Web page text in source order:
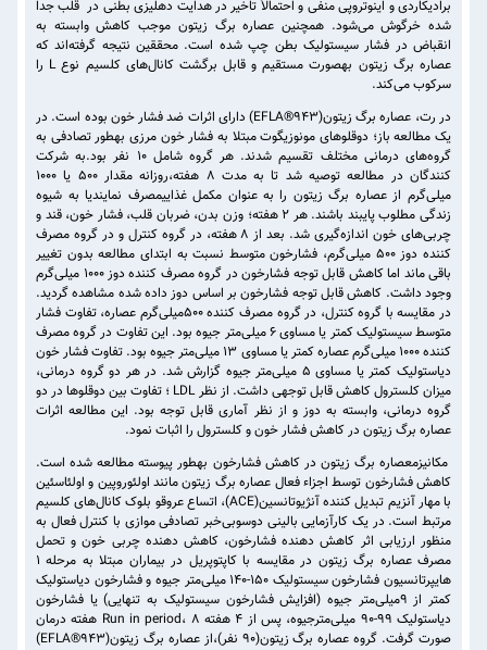
برادیکاردی و اینوتروپی منفی و احتمالاً تاخیر در هدایت دهلیزی بطنی در قلب جدا
شده خرگوش می‌شود. همچنین عصاره برگ زیتون موجب کاهش وابسته به
انقباض در فشار سیستولیک بطن چپ شده است. محققین نتیجه گرفته‌اند که
عصاره برگ زیتون بهصورت مستقیم و قابل برگشت کانال‌های کلسیم نوع L را
سرکوب می‌کند.
در رت، عصاره برگ زیتون(EFLA®۹۴۳) دارای اثرات ضد فشار خون بوده است. در
یک مطالعه باز؛ دوقلوهای مونوزیگوت مبتلا به فشار خون مرزی بهطور تصادفی به
گروه‌های درمانی مختلف تقسیم شدند. هر گروه شامل ۱۰ نفر بود.به شرکت
کنندگان در مطالعه توصیه شد تا به مدت ۸ هفته،روزانه مقدار ۵۰۰ یا ۱۰۰۰
میلی‌گرم از عصاره برگ زیتون را به عنوان مکمل غذاییمصرف نمایندیا به شیوه
زندگی مطلوب پایبند باشند. هر ۲ هفته؛ وزن بدن، ضربان قلب، فشار خون، قند و
چربی‌های خون اندازه‌گیری شد. بعد از ۸ هفته، در گروه کنترل و در گروه مصرف
کننده دوز ۵۰۰ میلی‌گرم، فشارخون متوسط نسبت به ابتدای مطالعه بدون تغییر
باقی ماند اما کاهش قابل توجه فشارخون در گروه مصرف کننده دوز ۱۰۰۰ میلی‌گرم
وجود داشت. کاهش قابل توجه فشارخون بر اساس دوز داده شده مشاهده گردید.
در مقایسه با گروه کنترل، در گروه مصرف کننده ۵۰۰میلی‌گرم عصاره، تفاوت فشار
متوسط سیستولیک کمتر یا مساوی ۶ میلی‌متر جیوه بود. این تفاوت در گروه مصرف
کننده ۱۰۰۰ میلی‌گرم عصاره کمتر یا مساوی ۱۳ میلی‌متر جیوه بود. تفاوت فشار خون
دیاستولیک کمتر یا مساوی ۵ میلی‌متر جیوه گزارش شد. در هر دو گروه درمانی،
میزان کلسترول کاهش قابل توجهی داشت. از نظر LDL ؛ تفاوت بین دوقلوها در دو
گروه درمانی، وابسته به دوز و از نظر آماری قابل توجه بود. این مطالعه اثرات
عصاره برگ زیتون در کاهش فشار خون و کلسترول را اثبات نمود.
مکانیزمعصاره برگ زیتون در کاهش فشارخون بهطور پیوسته مطالعه شده است.
کاهش فشارخون توسط اجزاء فعال عصاره برگ زیتون مانند اولئوروپین و اولئاسئین
با مهار آنزیم تبدیل کننده آنژیوتانسین(ACE)، اتساع عروقو بلوک کانال‌های کلسیم
مرتبط است. در یک کارآزمایی بالینی دوسوبی‌خبر تصادفی موازی با کنترل فعال به
منظور ارزیابی اثر کاهش دهنده فشارخون، کاهش دهنده چربی خون و تحمل
مصرف عصاره برگ زیتون در مقایسه با کاپتوپریل در بیماران مبتلا به مرحله ۱
هایپرتانسیون فشارخون سیستولیک ۱۵۰-۱۴۰ میلی‌متر جیوه و فشارخون دیاستولیک
کمتر از ۹میلی‌متر جیوه (افزایش فشارخون سیستولیک به تنهایی) یا فشارخون
دیاستولیک ۹۹-۹۰ میلی‌مترجیوه، پس از ۴ هفته Run in period، ۸ هفته درمان
صورت گرفت. گروه عصاره برگ زیتون(۹۰ نفر)،از عصاره برگ زیتون(EFLA®۹۴۳)